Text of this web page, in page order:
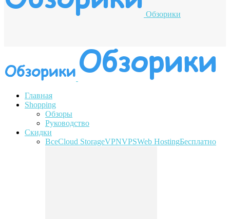
Обзорики
Главная
Shopping
Обзоры
Руководство
Скидки
ВсеCloud StorageVPNVPSWeb HostingБесплатно